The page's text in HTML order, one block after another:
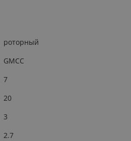
роторный
GMCC
7
20
3
2.7